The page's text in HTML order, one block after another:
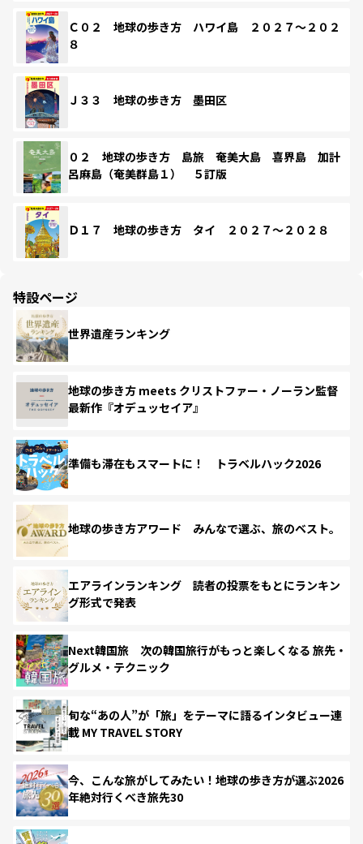
Ｃ０２ 地球の歩き方 ハワイ島 ２０２７～２０２
８
Ｊ３３ 地球の歩き方 墨田区
０２ 地球の歩き方 島旅 奄美大島 喜界島 加計
呂麻島（奄美群島１） ５訂版
Ｄ１７ 地球の歩き方 タイ ２０２７～２０２８
特設ページ
世界遺産ランキング
地球の歩き方 meets クリストファー・ノーラン監督
最新作『オデュッセイア』
準備も滞在もスマートに！ トラベルハック2026
地球の歩き方アワード みんなで選ぶ、旅のベスト。
エアラインランキング 読者の投票をもとにランキン
グ形式で発表
Next韓国旅 次の韓国旅行がもっと楽しくなる 旅先・
グルメ・テクニック
旬な“あの人”が「旅」をテーマに語るインタビュー連
載 MY TRAVEL STORY
今、こんな旅がしてみたい！地球の歩き方が選ぶ2026
年絶対行くべき旅先30